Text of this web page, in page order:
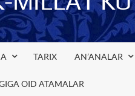
TARIX AN’ANALAR
OID ATAMALAR